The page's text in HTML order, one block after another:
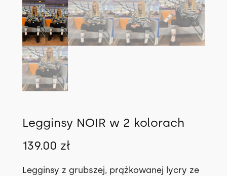
Legginsy NOIR w 2 kolorach
139.00 zł
Legginsy z grubszej, prążkowanej lycry ze